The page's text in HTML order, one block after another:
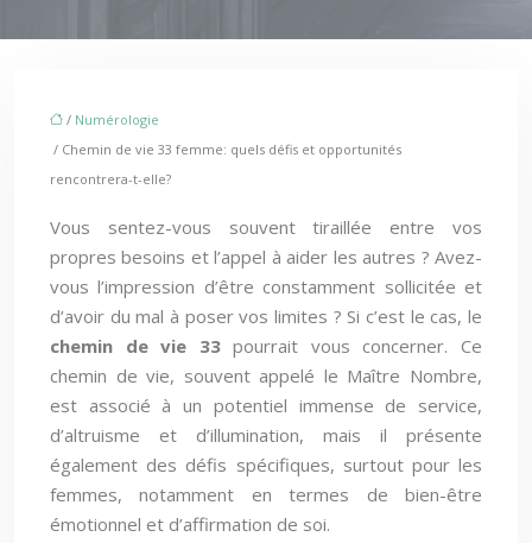
/ Numérologie
/ Chemin de vie 33 femme: quels défis et opportunités
rencontrera-t-elle?
Vous sentez-vous souvent tiraillée entre vos
propres besoins et l’appel à aider les autres ? Avez-
vous l’impression d’être constamment sollicitée et
d’avoir du mal à poser vos limites ? Si c’est le cas, le
chemin de vie 33pourrait vous concerner. Ce
chemin de vie, souvent appelé le Maître Nombre,
est associé à un potentiel immense de service,
d’altruisme et d’illumination, mais il présente
également des défis spécifiques, surtout pour les
femmes, notamment en termes de bien-être
émotionnel et d’affirmation de soi.